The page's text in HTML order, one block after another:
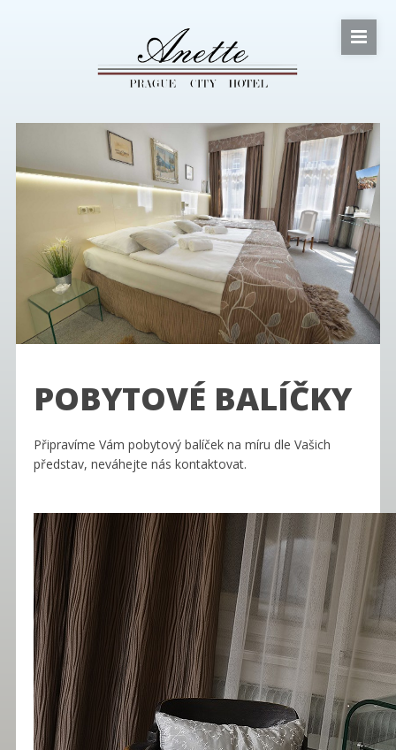
POBYTOVÉ BALÍČKY
Připravíme Vám pobytový balíček na míru dle Vašich
představ, neváhejte nás kontaktovat.